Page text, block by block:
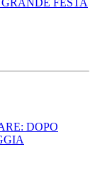
FESTA
DOPO